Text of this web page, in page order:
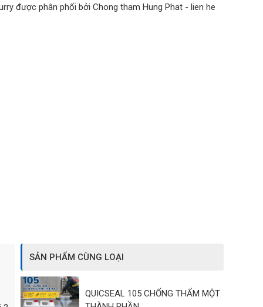
được phân phối bởi Chong tham Hung Phat - lien he
SẢN PHẨM CÙNG LOẠI
QUICSEAL 105 CHỐNG THẤM MỘT